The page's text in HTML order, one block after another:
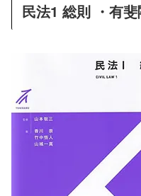
民法1 総則 ・有